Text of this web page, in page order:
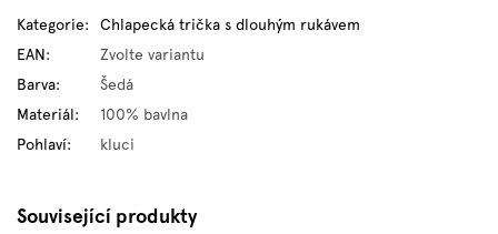
Kategorie:
Chlapecká trička s dlouhým rukávem
EAN:
Zvolte variantu
Barva:
Šedá
Materiál:
100% bavlna
Pohlaví: kluci
Související produkty